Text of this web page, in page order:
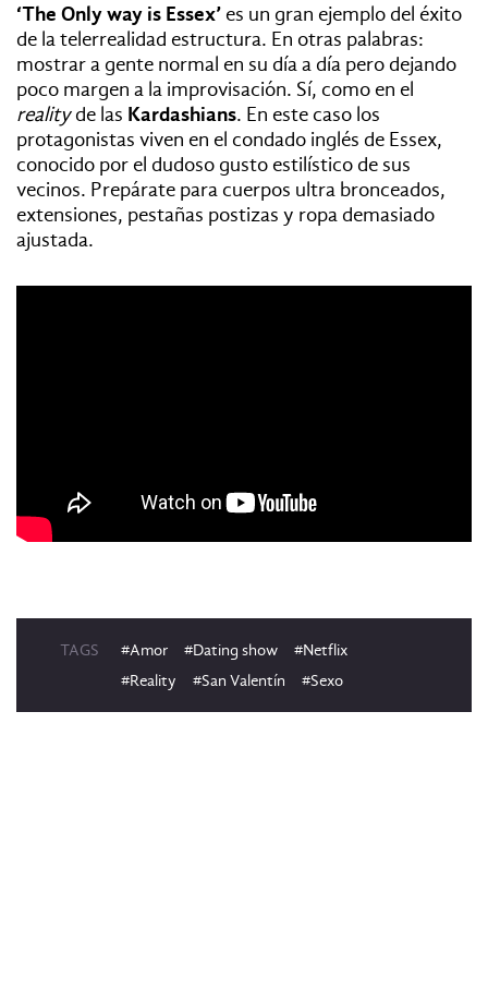
‘The Only way is Essex’ es un gran ejemplo del éxito
de la telerrealidad estructura. En otras palabras:
mostrar a gente normal en su día a día pero dejando
poco margen a la improvisación. Sí, como en el
realityde las Kardashians. En este caso los
protagonistas viven en el condado inglés de Essex,
conocido por el dudoso gusto estilístico de sus
vecinos. Prepárate para cuerpos ultra bronceados,
extensiones, pestañas postizas y ropa demasiado
ajustada.
TAGS #Amor #Dating show
#Netflix
#Reality
#San Valentín #Sexo